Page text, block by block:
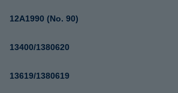
12A1990 (No. 90)
13400/1380620
13619/1380619